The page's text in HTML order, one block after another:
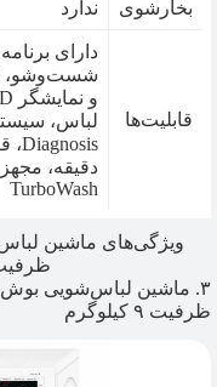
بخارشوی ندارد
قابلیت‌ها
شست‌وشو،
دقیقه،
TurboWash
ظرفیت ۸
ظرفیت ۹ کیلوگرم